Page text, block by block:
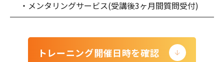
・メンタリングサービス(受講後3ヶ月間質問受付)
トレーニング開催日時を確認